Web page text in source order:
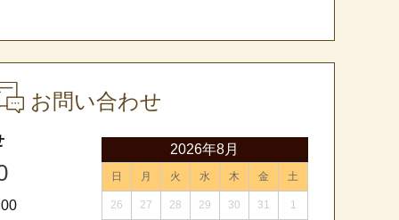
お問い合わせ
2026年8月
日 月 火 水 木 金 土
26 27 28 29 30 31 1